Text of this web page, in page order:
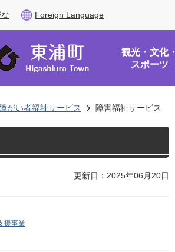
Foreign Language
観光・文化・
スポーツ
障がい者福祉サービス 障害福祉サービス
更新日：2025年06月20日
援事業